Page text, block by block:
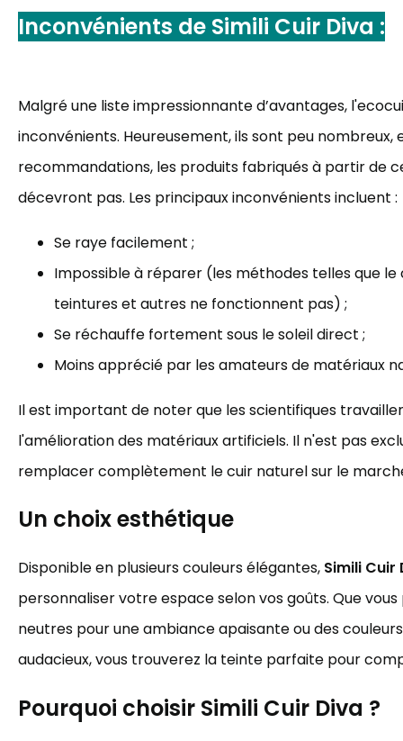
Inconvénients de Simili Cuir Diva :
Malgré une liste impressionnante d’avantages,
inconvénients. Heureusement, ils sont peu nombreux,
recommandations, les produits fabriqués à partir de
décevront pas. Les principaux inconvénients incluent :
Se raye facilement ;
Impossible à réparer (les méthodes telles que le
teintures et autres ne fonctionnent pas) ;
Se réchauffe fortement sous le soleil direct ;
Moins apprécié par les amateurs de matériaux
Il est important de noter que les scientifiques
l'amélioration des matériaux artificiels. Il n'est pas
remplacer complètement le cuir naturel sur le
Un choix esthétique
Disponible en plusieurs couleurs élégantes, Simili Cuir
personnaliser votre espace selon vos goûts. Que
neutres pour une ambiance apaisante ou des
audacieux, vous trouverez la teinte parfaite pour
Pourquoi choisir Simili Cuir Diva ?